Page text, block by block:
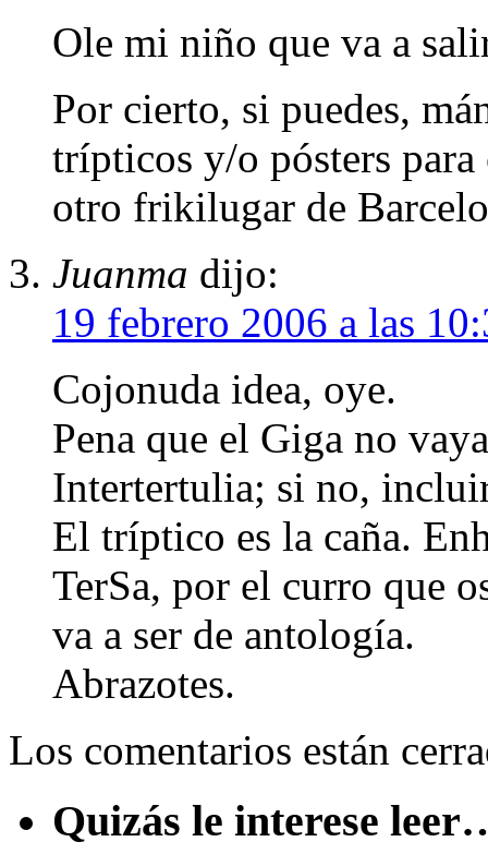
Ole mi niño que va a
Por cierto, si puedes,
trípticos y/o pósters
otro frikilugar de
Juanma dijo:
19 febrero 2006 a las
Cojonuda idea, oye.
Pena que el Giga no
Intertertulia; si no,
El tríptico es la caña.
TerSa, por el curro que
va a ser de antología.
Abrazotes.
Los comentarios están
Quizás le interese